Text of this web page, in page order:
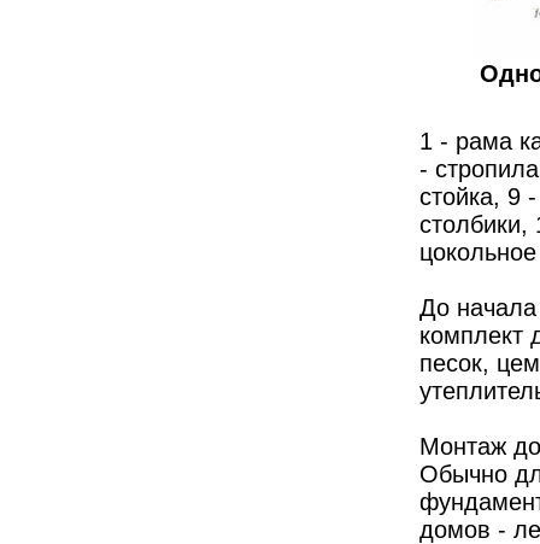
1 - рама
-
стойка, 9
столбики,
До начала
комплект
песок,
Монтаж
Обычно
домов -